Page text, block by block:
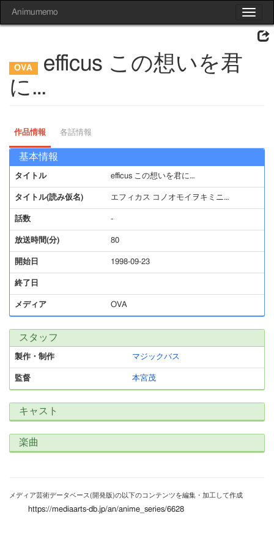
Toggle
Animumemo
efficus この想いを君
に…
作品情報 各話情報
基本情報
タイトル efficus この想いを君に…
タイトル(読み仮名) エフィカス コノオモイヲキミニ…
話数 -
放送時間(分) 80
開始日 1998-09-23
終了日
メディア OVA
スタッフ
製作・制作 マジックバス
監督 本宮茂
キャスト
楽曲
メディア芸術データベース(開発版)の以下のコンテンツを編集・加工して作成
https://mediaarts-db.jp/an/anime_series/6628